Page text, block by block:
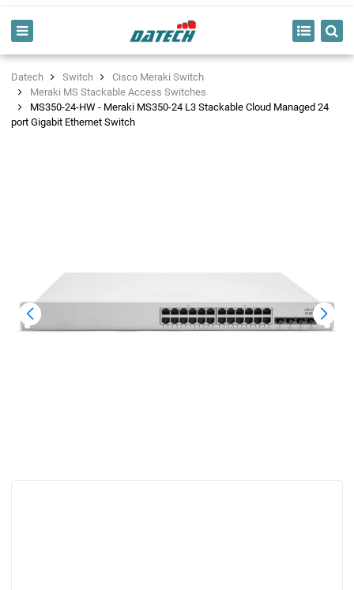
Datech Switch
Cisco Meraki Switch
Meraki MS Stackable Access Switches
MS350-24-HW - Meraki MS350-24 L3 Stackable Cloud Managed 24
port Gigabit Ethernet Switch